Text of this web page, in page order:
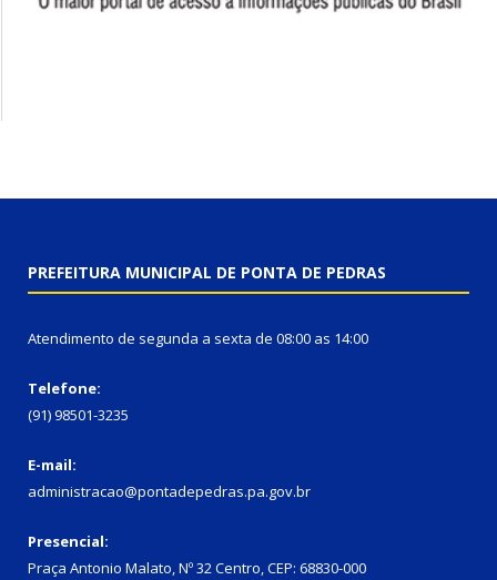
PREFEITURA MUNICIPAL DE PONTA DE PEDRAS
Atendimento de segunda a sexta de 08:00 as 14:00
Telefone:
(91) 98501-3235
E-mail:
administracao@pontadepedras.pa.gov.br
Presencial:
Praça Antonio Malato, Nº 32 Centro, CEP: 68830-000